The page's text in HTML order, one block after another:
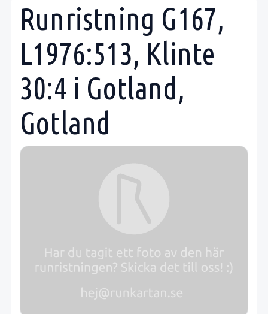
Runristning G167,
L1976:513, Klinte
30:4 i Gotland,
Gotland